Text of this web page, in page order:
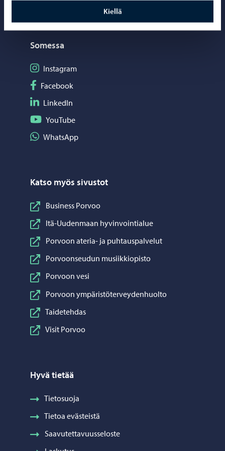
Kiellä
Somessa
Seuraa Instagram
Instagram
Seuraa Facebook
Facebook
Seuraa LinkedIn
LinkedIn
Seuraa YouTube
YouTube
Jaa WhatsApp
WhatsApp
Katso myös sivustot
Business Porvoo
Itä-Uudenmaan hyvinvointialue
Porvoon ateria- ja puhtauspalvelut
Porvoonseudun musiikkiopisto
Porvoon vesi
Porvoon ympäristöterveydenhuolto
Taidetehdas
Visit Porvoo
Hyvä tietää
Tietosuoja
Tietoa evästeistä
Saavutettavuusseloste